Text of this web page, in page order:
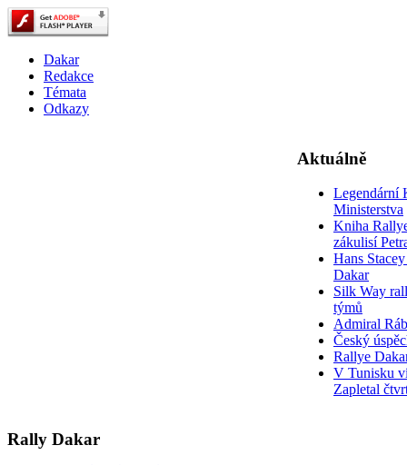
Dakar
Redakce
Témata
Odkazy
Aktuálně
Legendární
Ministerstva
Kniha
zákulisí
Hans
Dakar
Silk Way
týmů
Admiral
Český
Rallye
V Tunisku
Zapletal
Rally Dakar